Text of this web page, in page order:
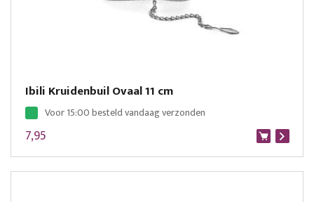
Ibili Kruidenbuil Ovaal 11 cm
Voor 15:00 besteld vandaag verzonden
7,95